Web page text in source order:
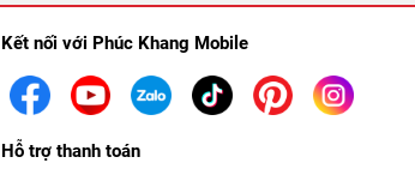
Kết nối với Phúc Khang Mobile
Hỗ trợ thanh toán